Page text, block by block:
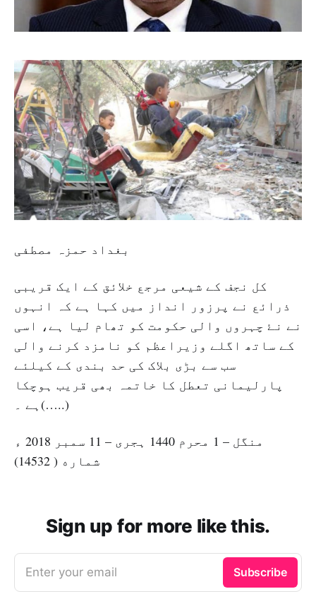
بغداد حمزہ مصطفی
کل نجف کے شیعی مرجع خلائق کے ایک قریبی
ذرائع نے پرزور انداز میں کہا ہے کہ انہوں
نے نۓ چہروں والی حکومت کو تھام لیا ہے، اسی
کے ساتھ اگلے وزیراعظم کو نامزد کرنے والی
سب سے بڑی بلاک کی حد بندی کے کیلئے
پارلیمانی تعطل کا خاتمہ بھی قریب ہوچکا
ہے ۔(…..)
منگل – 1 محرم 1440 ہجرى – 11 سمبر 2018 ء
شماره ( 14532)
Sign up for more like this.
Enter your email Subscribe